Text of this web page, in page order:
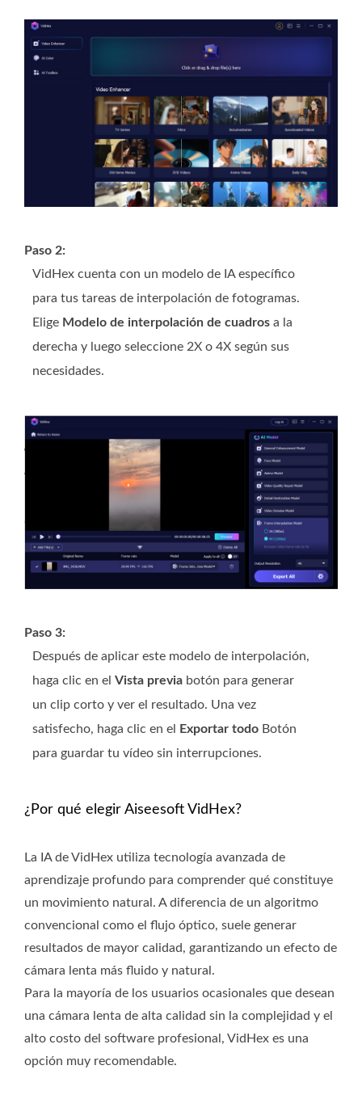
Paso 2:
VidHex cuenta con un modelo de IA específico
para tus tareas de interpolación de fotogramas.
Elige Modelo de interpolación de cuadros a la
derecha y luego seleccione 2X o 4X según sus
necesidades.
Paso 3:
Después de aplicar este modelo de interpolación,
haga clic en el Vista previa botón para generar
un clip corto y ver el resultado. Una vez
satisfecho, haga clic en el
Exportar todo Botón
para guardar tu vídeo sin interrupciones.
¿Por qué elegir Aiseesoft VidHex?
La IA de VidHex utiliza tecnología avanzada de
aprendizaje profundo para comprender qué constituye
un movimiento natural. A diferencia de un algoritmo
convencional como el flujo óptico, suele generar
resultados de mayor calidad, garantizando un efecto de
cámara lenta más fluido y natural.
Para la mayoría de los usuarios ocasionales que desean
una cámara lenta de alta calidad sin la complejidad y el
alto costo del software profesional, VidHex es una
opción muy recomendable.